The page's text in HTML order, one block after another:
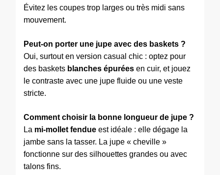
Évitez les coupes trop larges ou très midi sans
mouvement.
Peut-on porter une jupe avec des baskets ?
Oui, surtout en version casual chic : optez pour
des baskets blanches épurées en cuir, et jouez
le contraste avec une jupe fluide ou une veste
stricte.
Comment choisir la bonne longueur de jupe ?
La mi-mollet fendue est idéale : elle dégage la
jambe sans la tasser. La jupe « cheville »
fonctionne sur des silhouettes grandes ou avec
talons fins.